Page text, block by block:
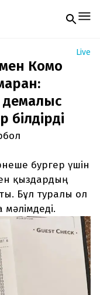
Тек email
Live
мен Комо
білдірді
бургер үшін
қыздардың
Бұл туралы ол